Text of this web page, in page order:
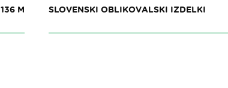
136 M SLOVENSKI OBLIKOVALSKI IZDELKI